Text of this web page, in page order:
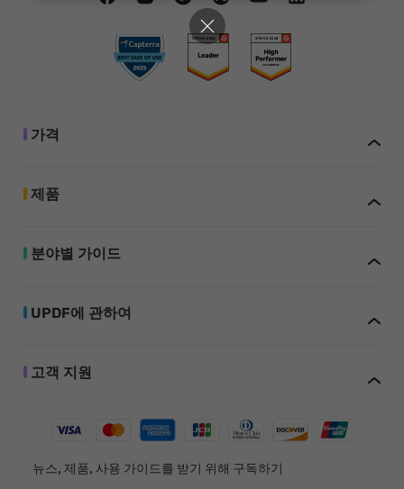
가격
제품
분야별 가이드
UPDF에 관하여
고객 지원
뉴스, 제품, 사용 가이드를 받기 위해 구독하기